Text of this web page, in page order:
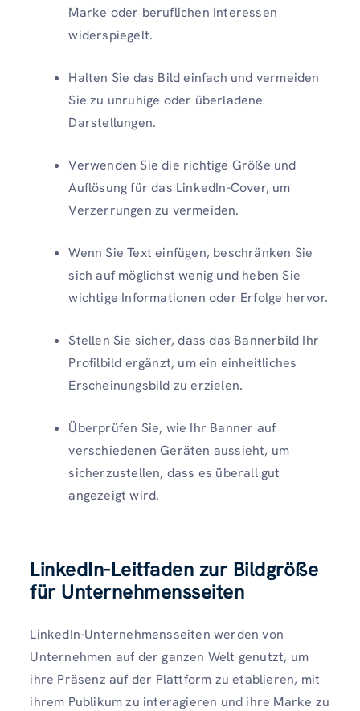
Marke oder beruflichen Interessen
widerspiegelt.
Halten Sie das Bild einfach und vermeiden
Sie zu unruhige oder überladene
Darstellungen.
Verwenden Sie die richtige Größe und
Auflösung für das LinkedIn-Cover, um
Verzerrungen zu vermeiden.
Wenn Sie Text einfügen, beschränken Sie
sich auf möglichst wenig und heben Sie
wichtige Informationen oder Erfolge hervor.
Stellen Sie sicher, dass das Bannerbild Ihr
Profilbild ergänzt, um ein einheitliches
Erscheinungsbild zu erzielen.
Überprüfen Sie, wie Ihr Banner auf
verschiedenen Geräten aussieht, um
sicherzustellen, dass es überall gut
angezeigt wird.
LinkedIn-Leitfaden zur Bildgröße
für Unternehmensseiten
LinkedIn-Unternehmensseiten werden von
Unternehmen auf der ganzen Welt genutzt, um
ihre Präsenz auf der Plattform zu etablieren, mit
ihrem Publikum zu interagieren und ihre Marke zu